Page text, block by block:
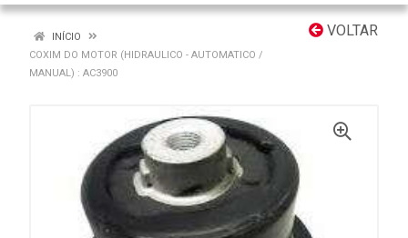
VOLTAR
INÍCIO
COXIM DO MOTOR (HIDRAULICO - AUTOMATICO /
MANUAL) : AC3900